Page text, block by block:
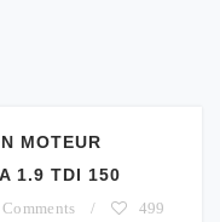
MOTEUR
1.9 TDI 150
Comments /
499